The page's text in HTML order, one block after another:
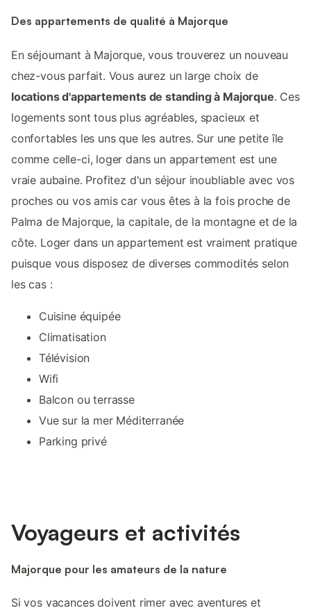
Des appartements de qualité à Majorque
En séjournant à Majorque, vous trouverez un nouveau
chez-vous parfait. Vous aurez un large choix de
locations d'appartements de standing à Majorque. Ces
logements sont tous plus agréables, spacieux et
confortables les uns que les autres. Sur une petite île
comme celle-ci, loger dans un appartement est une
vraie aubaine. Profitez d'un séjour inoubliable avec vos
proches ou vos amis car vous êtes à la fois proche de
Palma de Majorque, la capitale, de la montagne et de la
côte. Loger dans un appartement est vraiment pratique
puisque vous disposez de diverses commodités selon
les cas :
Cuisine équipée
Climatisation
Télévision
Wifi
Balcon ou terrasse
Vue sur la mer Méditerranée
Parking privé
Voyageurs et activités
Majorque pour les amateurs de la nature
Si vos vacances doivent rimer avec aventures et